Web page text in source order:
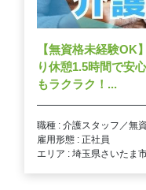
【無資格未経験OK
り休憩1.5時間で安
もラクラク！...
職種 : 介護スタッフ／無
雇用形態 : 正社員
エリア : 埼玉県さいたま